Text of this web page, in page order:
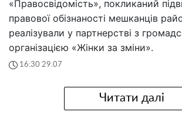
«Правосвідомість», покликаний
правової обізнаності мешканців
реалізували у партнерстві з
організацією «Жінки за зміни».
16:30 29.07
Читати далі